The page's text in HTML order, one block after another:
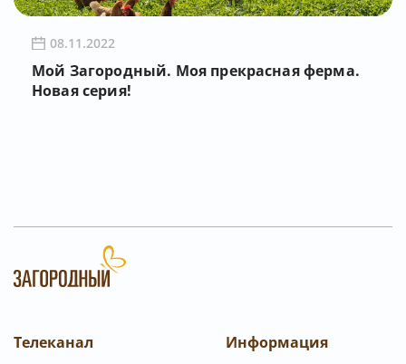
08.11.2022
Мой Загородный. Моя прекрасная ферма.
Новая серия!
Телеканал
Информация